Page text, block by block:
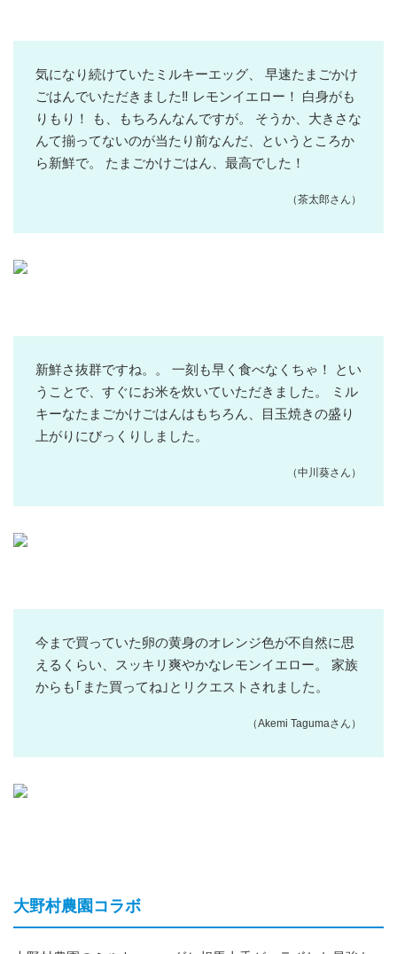
気になり続けていたミルキーエッグ、 早速たまごかけ
ごはんでいただきました‼️ レモンイエロー！ 白身がも
りもり！ も、もちろんなんですが。 そうか、大きさな
んて揃ってないのが当たり前なんだ、というところか
ら新鮮で。 たまごかけごはん、最高でした！
（茶太郎さん）
新鮮さ抜群ですね。。 一刻も早く食べなくちゃ！ とい
うことで、すぐにお米を炊いていただきました。 ミル
キーなたまごかけごはんはもちろん、目玉焼きの盛り
上がりにびっくりしました。
（中川葵さん）
今まで買っていた卵の黄身のオレンジ色が不自然に思
えるくらい、スッキリ爽やかなレモンイエロー。 家族
からも｢また買ってね｣とリクエストされました。
（Akemi Tagumaさん）
大野村農園コラボ